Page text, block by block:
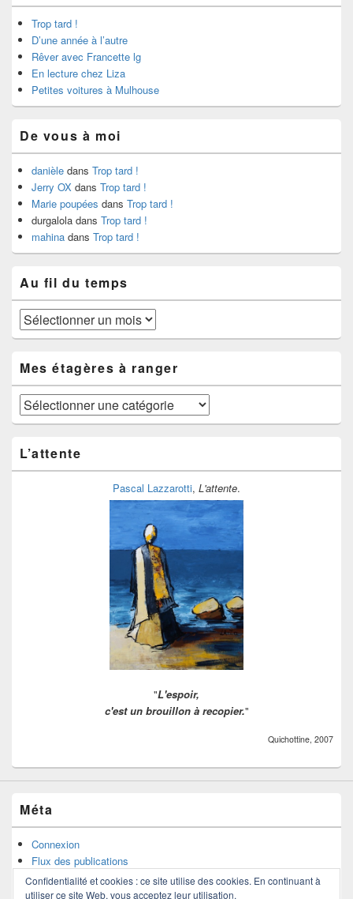
Trop tard !
D’une année à l’autre
Rêver avec Francette lg
En lecture chez Liza
Petites voitures à Mulhouse
De vous à moi
danièle dans Trop tard !
Jerry OX dans Trop tard !
Marie poupées dans Trop tard !
durgalola dans Trop tard !
mahina dans Trop tard !
Au fil du temps
Au
fil
temps
Mes étagères à ranger
Mes
étagères
ranger
L’attente
Pascal Lazzarotti, L'attente.
"L'espoir,
c'est un brouillon à recopier."
Quichottine, 2007
Méta
Connexion
Flux des publications
Flux des commentaires
Site de WordPress-FR
Confidentialité et cookies : ce site utilise des cookies. En continuant à
utiliser ce site Web, vous acceptez leur utilisation.